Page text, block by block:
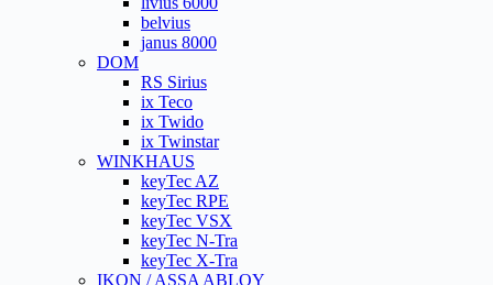
belvius
janus 8000
DOM
RS Sirius
ix Teco
ix Twido
ix Twinstar
WINKHAUS
keyTec AZ
keyTec RPE
keyTec VSX
keyTec N-Tra
keyTec X-Tra
IKON / ASSA ABLOY